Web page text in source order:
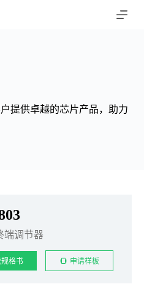
提供卓越的芯片产品，助力
端调节器
规格书 申请样板